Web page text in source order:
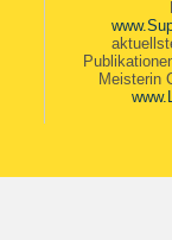
Meisterin